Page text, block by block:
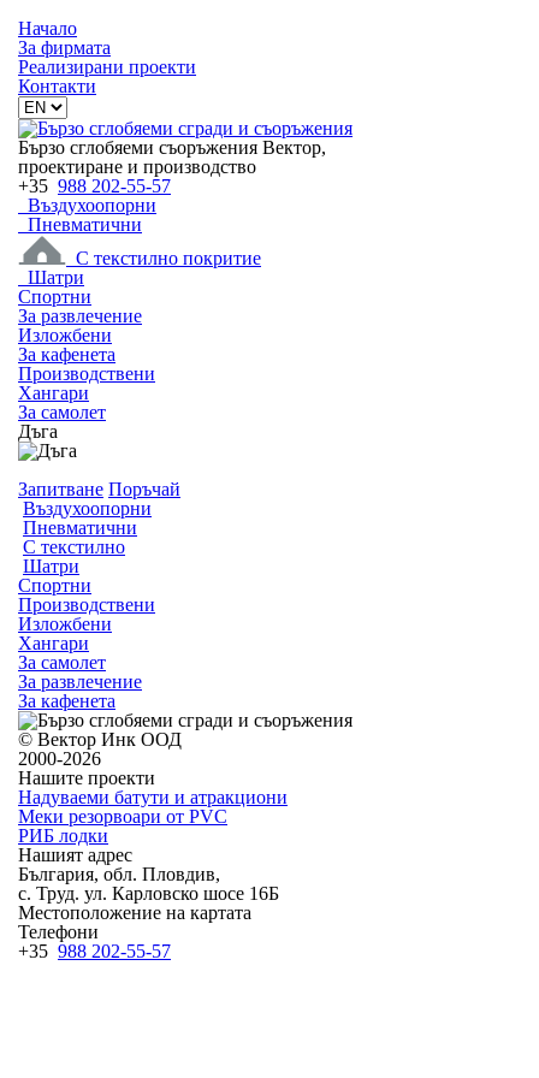
Начало
За фирмата
Реализирани проекти
Контакти
Бързо сглобяеми съоръжения Вектор,
проектиране и производство
+35 988 202-55-57
Въздухоопорни
Пневматични
С текстилно покритие
Шатри
Спортни
За развлечение
Изложбени
За кафенета
Производствени
Хангари
За самолет
Дъга
Запитване Поръчай
Въздухоопорни
Пневматични
С текстилно
Шатри
Спортни
Производствени
Изложбени
Хангари
За самолет
За развлечение
За кафенета
© Вектор Инк ООД
2000-2026
Нашите проекти
Надуваеми батути и атракциони
Меки резорвоари от PVC
РИБ лодки
Нашият адрес
България, обл. Пловдив,
с. Труд. ул. Карловско шосе 16Б
Местоположение на картата
Телефони
+35 988 202-55-57